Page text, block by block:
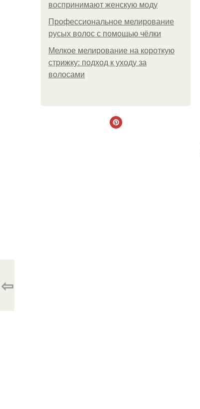
воспринимают женскую моду
Профессиональное мелирование
русых волос с помощью чёлки
Мелкое мелирование на короткую
стрижку: подход к уходу за
волосами
⇦